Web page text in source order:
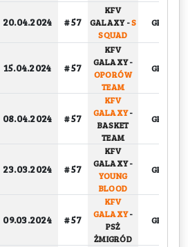
20.04.2024 # 57
KFV
GALAXY-S
SQUAD
15.04.2024 # 57
KFV
GALAXY-
OPORÓW
TEAM
08.04.2024 # 57
KFV
GALAXY-
BASKET
TEAM
23.03.2024 # 57
KFV
GALAXY-
YOUNG
BLOOD
09.03.2024 # 57
KFV
GALAXY-
PSŻ
ŻMIGRÓD